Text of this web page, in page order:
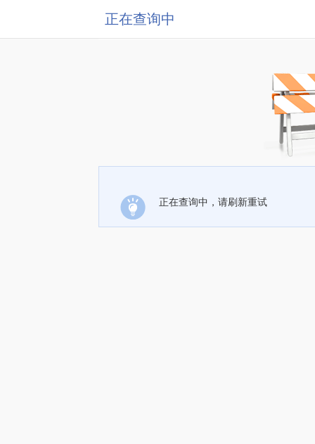
正在查询中
正在查询中，请刷新重试